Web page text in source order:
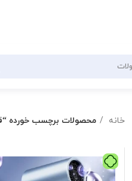
خانه محصولات برچسب خورده